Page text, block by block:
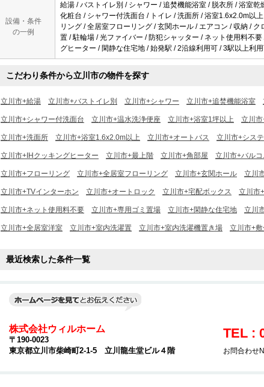
設備・条件
の一例
給湯 / バストイレ別 / シャワー / 追焚機能浴室 / 脱衣所 / 浴室
化粧台 / シャワー付洗面台 / トイレ / 洗面所 / 浴室1.6x2.0m以
リング / 全居室フローリング / 玄関ホール / エアコン / 収納 /
置 / 駐輪場 / 光ファイバー / 防犯シャッター / ネット使用料不
グヒーター / 閑静な住宅地 / 始発駅 / 2沿線利用可 / 3駅以上利
こだわり条件から立川市の物件を探す
立川市+給湯 立川市+バストイレ別 立川市+シャワー 立川市+追焚機能浴室
立川市+シャワー付洗面台 立川市+温水洗浄便座 立川市+浴室1坪以上 立川
立川市+洗面所 立川市+浴室1.6x2.0m以上 立川市+オートバス 立川市+シス
立川市+IHクッキングヒーター 立川市+最上階 立川市+角部屋 立川市+バルコ
立川市+フローリング 立川市+全居室フローリング 立川市+玄関ホール 立川
立川市+TVインターホン 立川市+オートロック 立川市+宅配ボックス 立川市
立川市+ネット使用料不要 立川市+専用ゴミ置場 立川市+閑静な住宅地 立川
立川市+全居室洋室 立川市+室内洗濯置 立川市+室内洗濯機置き場 立川市+
最近検索した条件一覧
株式会社ウィルホーム
〒190-0023
東京都立川市柴崎町2-1-5 立川龍生堂ビル４階
TEL :
お問合わせ